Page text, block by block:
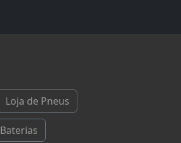
Loja de Pneus
Baterias